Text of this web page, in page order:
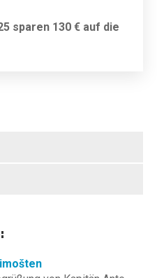
sparen 130 € auf die